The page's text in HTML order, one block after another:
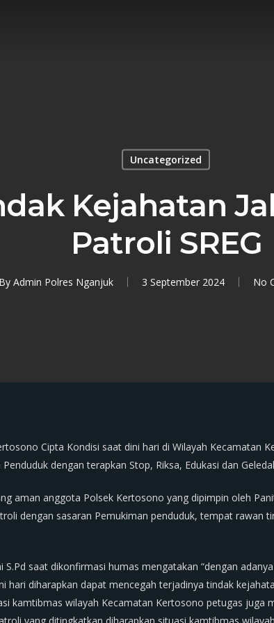
Uncategorized
Kejahatan
Patroli SREG
By Admin Polres Nganjuk 3 September 2024 No
Cipta Kondisi saat dini hari di Wilayah Kecamatan
dengan terapkan Stop, Riksa, Edukasi dan
aman anggota Polsek Kertosono yang dipimpin oleh
dengan sasaran Pemukiman penduduk, tempat rawan
saat dikonfirmasi humas mengatakan “dengan
hari diharapkan dapat mencegah terjadinya tindak
kamtibmas wilayah Kecamatan Kertosono petugas juga